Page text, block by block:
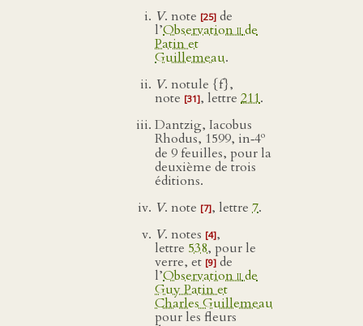
V. note [25] de
l’Observationiide
Patin et
Guillemeau.
V. notule {f},
note [31], lettre 211.
Dantzig, Iacobus
Rhodus, 1599, in‑4o
de 9 feuilles, pour la
deuxième de trois
éditions.
V. note [7], lettre 7.
V. notes [4],
lettre 538, pour le
verre, et [9]de
l’Observationiide
Guy Patin et
Charles Guillemeau
pour les fleurs